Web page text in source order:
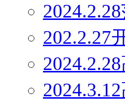
202.2.27